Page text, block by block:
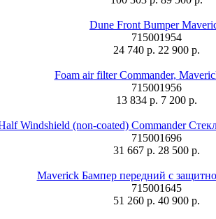
Dune Front Bumper
715001954
24 740 р. 22 900 р.
Foam air filter Commander,
715001956
13 834 р. 7 200 р.
Windshield (non-coated) Commander
715001696
31 667 р. 28 500 р.
Maverick Бампер передний с
715001645
51 260 р. 40 900 р.